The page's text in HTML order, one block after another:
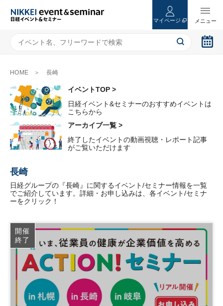
マイページ
HOME 長崎
イベントTOP >
日経イベント&セミナーのおすすめイベントは
こちらから
アーカイブ一覧 >
終了したイベントの動画視聴・レポート記事
がご覧いただけます
長崎
日経グループの『長崎』に関するイベント/セミナー情報を一覧
でご紹介しています。詳細・お申し込みは、各イベント/セミナ
ーをクリック！
開催
終了